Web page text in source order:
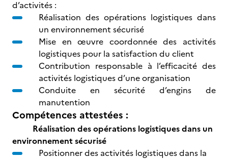
d’activités :
Réalisation des opérations logistiques dans
un environnement sécurisé
Mise en œuvre coordonnée des activités
logistiques pour la satisfaction du client
Contribution responsable à l’efficacité des
activités logistiques d’une organisation
Conduite en sécurité d’engins de
manutention
Compétences attestées :
Réalisation des opérations logistiques dans un
environnement sécurisé
Positionner des activités logistiques dans la